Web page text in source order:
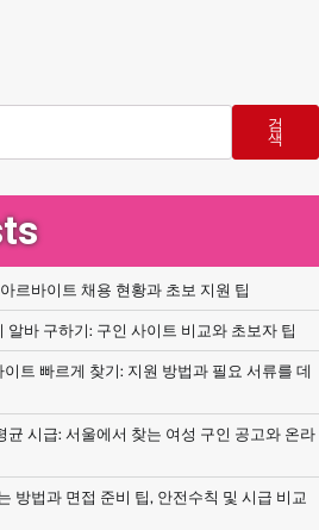
검
색
르바이트 채용 현황과 초보 지원 팁
알바 구하기: 구인 사이트 비교와 초보자 팁
트 빠르게 찾기: 지원 방법과 필요 서류를 데
균 시급: 서울에서 찾는 여성 구인 공고와 온라
방법과 면접 준비 팁, 안전수칙 및 시급 비교